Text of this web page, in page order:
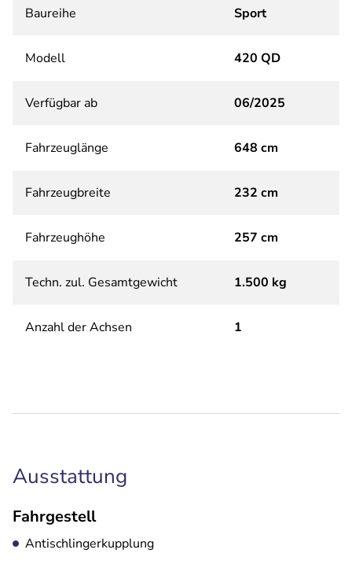
Baureihe Sport
Modell 420 QD
Verfügbar ab 06/2025
Fahrzeuglänge 648 cm
Fahrzeugbreite 232 cm
Fahrzeughöhe 257 cm
Techn. zul. Gesamtgewicht 1.500 kg
Anzahl der Achsen 1
Ausstattung
Fahrgestell
Antischlingerkupplung